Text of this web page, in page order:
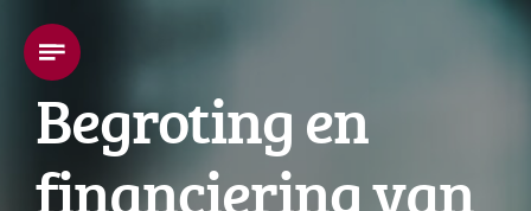
Begroting en
financiering van